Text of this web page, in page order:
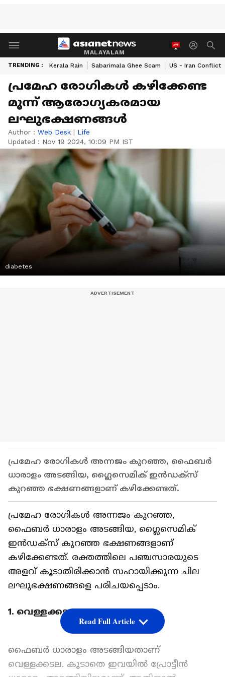
MALAYALAM
TRENDING : Kerala Rain Sabarimala Ghee Scam US - Iran Conflict
പ്രമേഹ രോഗികള്‍ കഴിക്കേണ്ട
മൂന്ന് ആരോഗ്യകരമായ
ലഘുഭക്ഷണങ്ങൾ
Author : Web Desk | Life
Updated : Nov 19 2024, 10:09 PM IST
diabetes
പ്രമേഹ രോഗികള്‍ അന്നജം കുറഞ്ഞ, ഫൈബര്‍
ധാരാളം അടങ്ങിയ, ഗ്ലൈസെമിക് ഇൻഡക്സ്
കുറഞ്ഞ ഭക്ഷണങ്ങളാണ് കഴിക്കേണ്ടത്.
പ്രമേഹ രോഗികള്‍ അന്നജം കുറഞ്ഞ,
ഫൈബര്‍ ധാരാളം അടങ്ങിയ, ഗ്ലൈസെമിക്
ഇൻഡക്സ് കുറഞ്ഞ ഭക്ഷണങ്ങളാണ്
കഴിക്കേണ്ടത്. രക്തത്തിലെ പഞ്ചസാരയുടെ
അളവ് കൂടാതിരിക്കാന്‍ സഹായിക്കുന്ന ചില
ലഘുഭക്ഷണങ്ങളെ പരിചയപ്പെടാം.
1. വെള്ളക്കടല
ഫൈബര്‍ ധാരാളം അടങ്ങിയതാണ്
വെള്ളക്കടല. കൂടാതെ ഇവയില്‍ പ്രോട്ടീന്‍
Read Full Article